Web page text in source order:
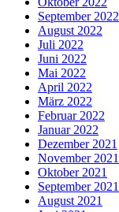
September 2022
August 2022
Juli 2022
Juni 2022
Mai 2022
April 2022
März 2022
Februar 2022
Januar 2022
Dezember 2021
November 2021
Oktober 2021
September 2021
August 2021